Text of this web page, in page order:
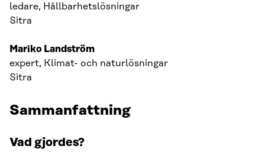
ledare, Hållbarhetslösningar
Sitra
Mariko Landström
expert, Klimat- och naturlösningar
Sitra
Sammanfattning
Vad gjordes?